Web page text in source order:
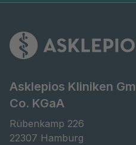
Asklepios Kliniken
Co. KGaA
Rübenkamp 226
22307 Hamburg